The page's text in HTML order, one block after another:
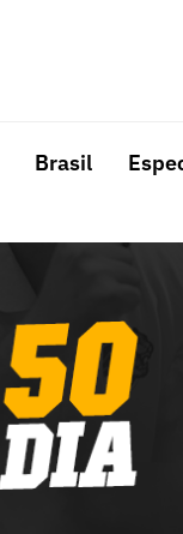
Brasil